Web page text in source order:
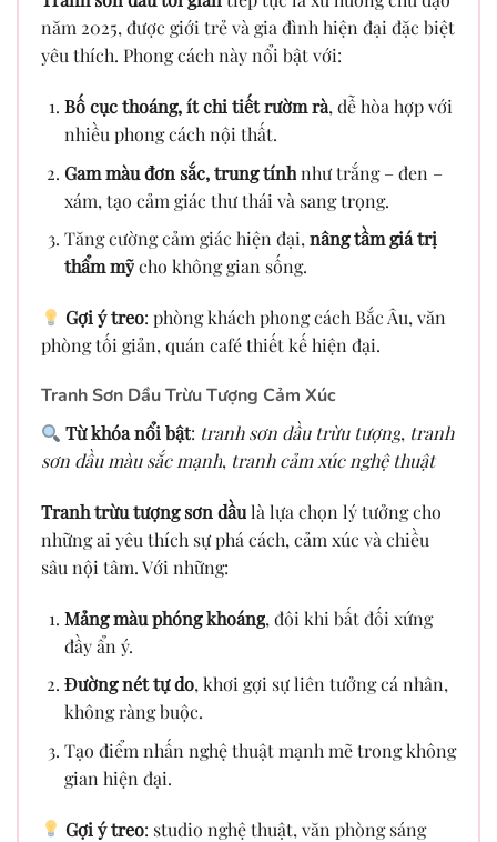
năm 2025, được giới trẻ và gia đình hiện đại đặc biệt
yêu thích. Phong cách này nổi bật với:
Bố cục thoáng, ít chi tiết rườm rà, dễ hòa hợp với
nhiều phong cách nội thất.
Gam màu đơn sắc, trung tínhnhư trắng – đen –
xám, tạo cảm giác thư thái và sang trọng.
Tăng cường cảm giác hiện đại,nâng tầm giá trị
thẩm mỹcho không gian sống.
Gợi ý treo: phòng khách phong cách Bắc Âu, văn
phòng tối giản, quán café thiết kế hiện đại.
Tranh Sơn Dầu Trừu Tượng Cảm Xúc
Từ khóa nổi bật: tranh sơn dầu trừu tượng, tranh
sơn dầu màu sắc mạnh, tranh cảm xúc nghệ thuật
Tranh trừu tượng sơn dầulà lựa chọn lý tưởng cho
những ai yêu thích sự phá cách, cảm xúc và chiều
sâu nội tâm. Với những:
Mảng màu phóng khoáng, đôi khi bất đối xứng
đầy ẩn ý.
Đường nét tự do, khơi gợi sự liên tưởng cá nhân,
không ràng buộc.
Tạo điểm nhấn nghệ thuật mạnh mẽ trong không
gian hiện đại.
Gợi ý treo: studio nghệ thuật, văn phòng sáng